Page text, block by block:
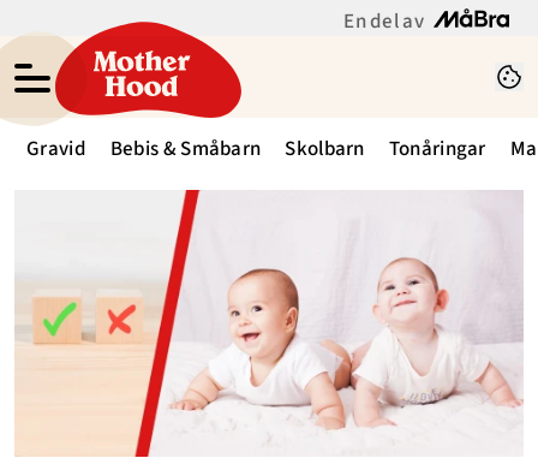
En del av
Gravid Bebis & Småbarn Skolbarn Tonåringar